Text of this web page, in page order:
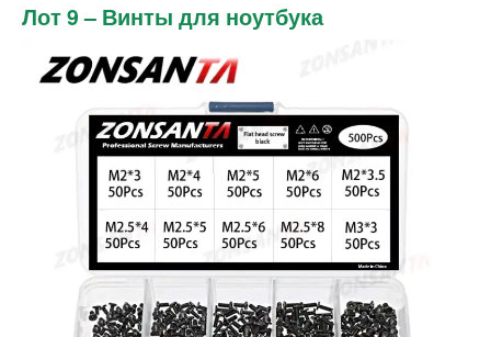
Лот 9 – Винты для ноутбука